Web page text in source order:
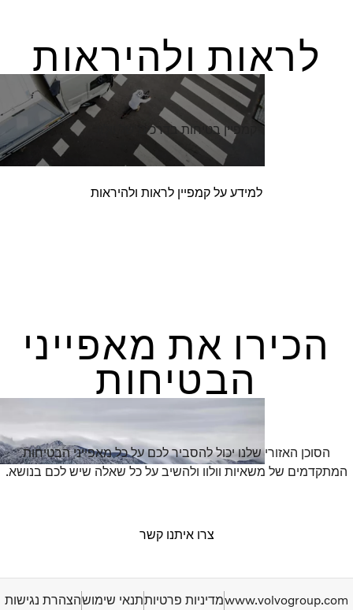
לראות ולהיראות
קמפיין בטיחות בדרכים של וולוו
למידע על קמפיין לראות ולהיראות
הכירו את מאפייני
הבטיחות
הסוכן האזורי שלנו יכול להסביר לכם על כל מאפייני הבטיחות
המתקדמים של משאיות וולוו ולהשיב על כל שאלה שיש לכם בנושא.
צרו איתנו קשר
www.volvogroup.comמדיניות פרטיותתנאי שימושהצהרת נגישות